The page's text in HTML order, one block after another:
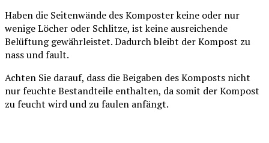
Haben die Seitenwände des Komposter keine oder nur
wenige Löcher oder Schlitze, ist keine ausreichende
Belüftung gewährleistet. Dadurch bleibt der Kompost zu
nass und fault.
Achten Sie darauf, dass die Beigaben des Komposts nicht
nur feuchte Bestandteile enthalten, da somit der Kompost
zu feucht wird und zu faulen anfängt.